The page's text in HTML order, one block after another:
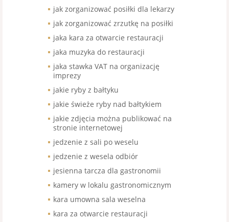
jak zorganizować posiłki dla lekarzy
jak zorganizować zrzutkę na posiłki
jaka kara za otwarcie restauracji
jaka muzyka do restauracji
jaka stawka VAT na organizację
imprezy
jakie ryby z bałtyku
jakie świeże ryby nad bałtykiem
jakie zdjęcia można publikować na
stronie internetowej
jedzenie z sali po weselu
jedzenie z wesela odbiór
jesienna tarcza dla gastronomii
kamery w lokalu gastronomicznym
kara umowna sala weselna
kara za otwarcie restauracji